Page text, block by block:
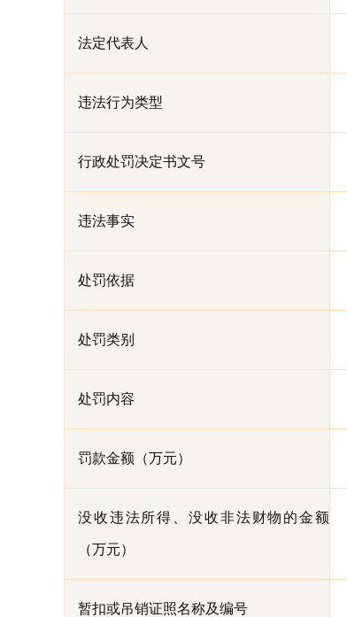
法定代表人
违法行为类型
行政处罚决定书文号
违法事实
处罚依据
处罚类别
处罚内容
罚款金额（万元）
没收违法所得、没收非法财物的金额
（万元）
暂扣或吊销证照名称及编号